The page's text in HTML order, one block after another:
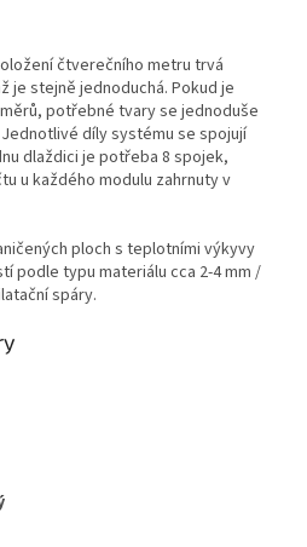
čtverečního metru trvá
je stejně jednoduchá. Pokud je
potřebné tvary se jednoduše
díly systému se spojují
dlaždici je potřeba 8 spojek,
u každého modulu zahrnuty v
ploch s teplotními výkyvy
podle typu materiálu cca 2-4 mm /
spáry.